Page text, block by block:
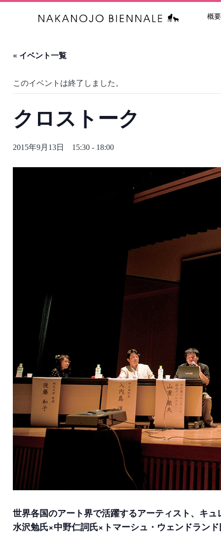
中之条ビエ
概要
« イベント一覧
このイベントは終了しました。
クロストーク
2015年9月13日 15:30 - 18:00
世界各国のアート界で活躍するアーティスト、キ
水沢勉氏×中野仁詞氏×トマーシュ・ウェンドラン